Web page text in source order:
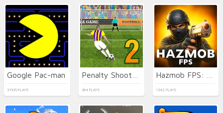
Google Pac-man
31935 PLAYS 364 PLAYS 1342 PLAYS